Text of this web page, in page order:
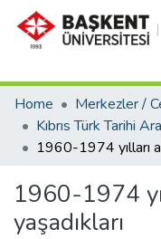
Home
Merkezler /
1960-1974
yaşadıkları